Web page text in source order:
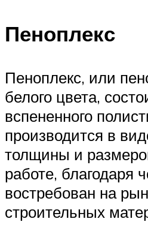
Пеноплекс
Пеноплекс, или
белого цвета,
вспененного
производится в
толщины и
работе, благодаря
востребован на
строительных